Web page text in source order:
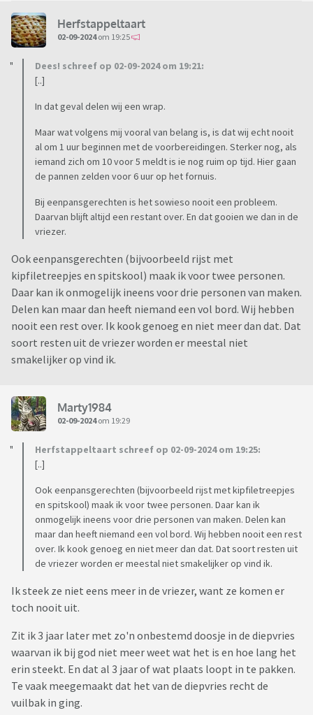
Herfstappeltaart
02-09-2024om 19:25
Dees! schreef op 02-09-2024 om 19:21:
[..]
In dat geval delen wij een wrap.
Maar wat volgens mij vooral van belang is, is dat wij echt nooit
al om 1 uur beginnen met de voorbereidingen. Sterker nog, als
iemand zich om 10 voor 5 meldt is ie nog ruim op tijd. Hier gaan
de pannen zelden voor 6 uur op het fornuis.
Bij eenpansgerechten is het sowieso nooit een probleem.
Daarvan blijft altijd een restant over. En dat gooien we dan in de
vriezer.
Ook eenpansgerechten (bijvoorbeeld rijst met
kipfiletreepjes en spitskool) maak ik voor twee personen.
Daar kan ik onmogelijk ineens voor drie personen van maken.
Delen kan maar dan heeft niemand een vol bord. Wij hebben
nooit een rest over. Ik kook genoeg en niet meer dan dat. Dat
soort resten uit de vriezer worden er meestal niet
smakelijker op vind ik.
Marty1984
02-09-2024om 19:29
Herfstappeltaart schreef op 02-09-2024 om 19:25:
[..]
Ook eenpansgerechten (bijvoorbeeld rijst met kipfiletreepjes
en spitskool) maak ik voor twee personen. Daar kan ik
onmogelijk ineens voor drie personen van maken. Delen kan
maar dan heeft niemand een vol bord. Wij hebben nooit een rest
over. Ik kook genoeg en niet meer dan dat. Dat soort resten uit
de vriezer worden er meestal niet smakelijker op vind ik.
Ik steek ze niet eens meer in de vriezer, want ze komen er
toch nooit uit.
Zit ik 3 jaar later met zo'n onbestemd doosje in de diepvries
waarvan ik bij god niet meer weet wat het is en hoe lang het
erin steekt. En dat al 3 jaar of wat plaats loopt in te pakken.
Te vaak meegemaakt dat het van de diepvries recht de
vuilbak in ging.